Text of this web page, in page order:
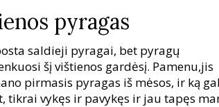
pyragas
saldieji pyragai, bet pyragų
šį vištienos gardėsį. Pamenu,jis
pirmasis pyragas iš mėsos, ir ką
tikrai vykęs ir pavykęs ir jau tapęs